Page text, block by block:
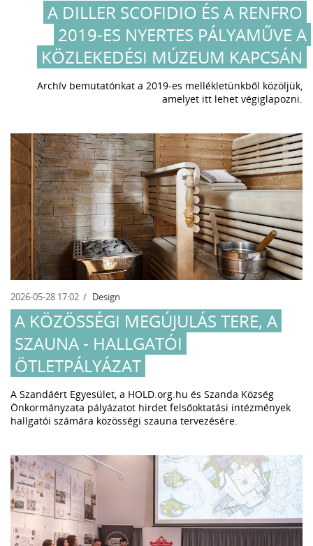
A DILLER SCOFIDIO ÉS A RENFRO
2019-ES NYERTES PÁLYAMŰVE A
KÖZLEKEDÉSI MÚZEUM KAPCSÁN
Archív bemutatónkat a 2019-es mellékletünkből közöljük,
amelyet itt lehet végiglapozni.
2026-05-28 17:02 Design
A KÖZÖSSÉGI MEGÚJULÁS TERE, A
SZAUNA - HALLGATÓI
ÖTLETPÁLYÁZAT
A Szandáért Egyesület, a HOLD.org.hu és Szanda Község
Önkormányzata pályázatot hirdet felsőoktatási intézmények
hallgatói számára közösségi szauna tervezésére.